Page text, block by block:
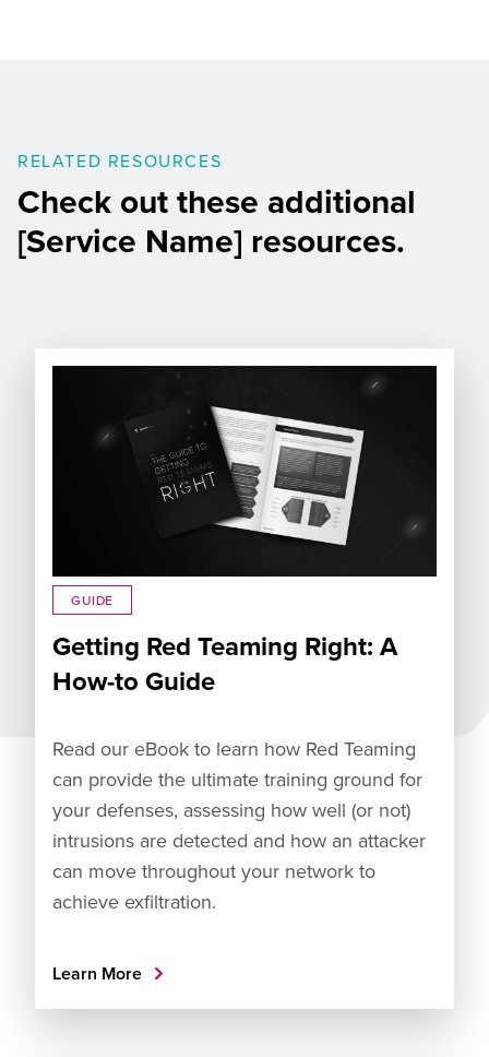
RELATED RESOURCES
Check out these additional
[Service Name] resources.
GUIDE
Getting Red Teaming Right: A
How-to Guide
Read our eBook to learn how Red Teaming
can provide the ultimate training ground for
your defenses, assessing how well (or not)
intrusions are detected and how an attacker
can move throughout your network to
achieve exfiltration.
Learn More